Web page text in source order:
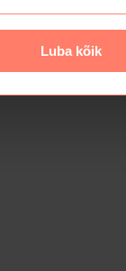
Luba kõik